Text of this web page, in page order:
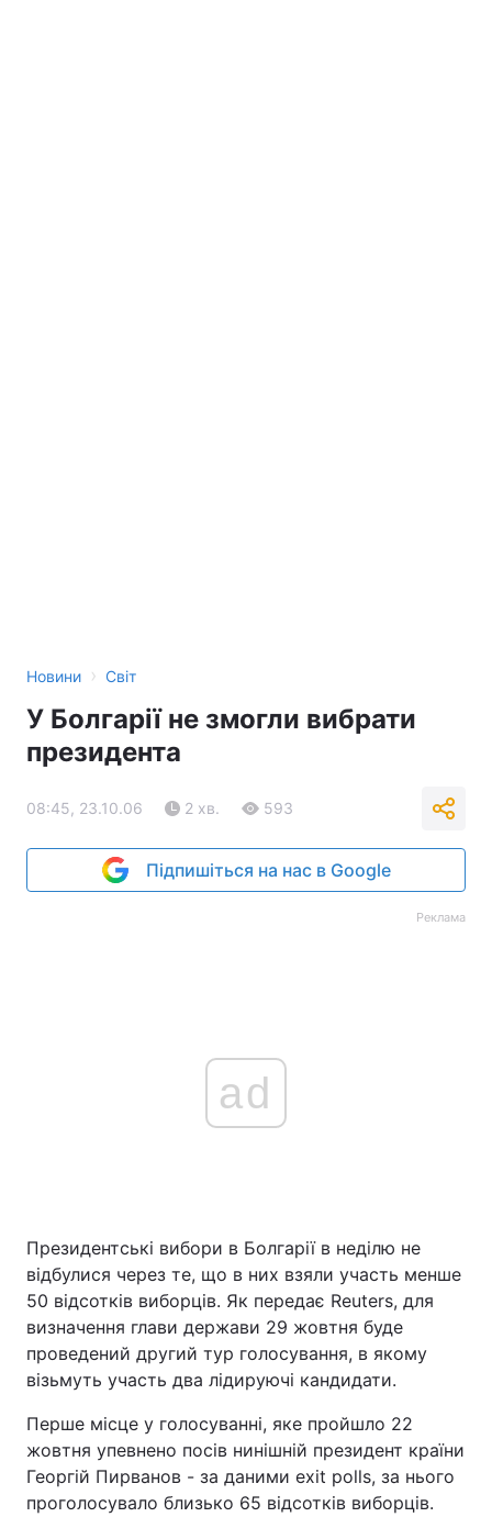
Новини › Світ
У Болгарії не змогли вибрати
президента
08:45, 23.10.06 2 хв. 593
Підпишіться на нас в Google
Реклама
ad
Президентські вибори в Болгарії в неділю не
відбулися через те, що в них взяли участь менше
50 відсотків виборців. Як передає Reuters, для
визначення глави держави 29 жовтня буде
проведений другий тур голосування, в якому
візьмуть участь два лідируючі кандидати.
Перше місце у голосуванні, яке пройшло 22
жовтня упевнено посів нинішній президент країни
Георгій Пирванов - за даними exit polls, за нього
проголосувало близько 65 відсотків виборців.